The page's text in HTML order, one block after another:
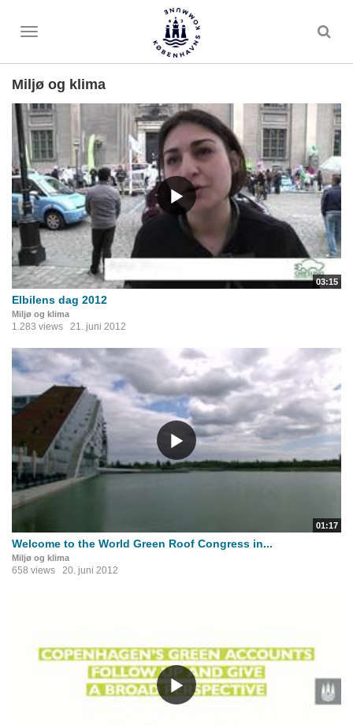
Toggle
Miljø og klima
03:15
Elbilens dag 2012
Miljø og klima
1.283 views 21. juni 2012
01:17
Welcome to the World Green Roof Congress in...
Miljø og klima
658 views 20. juni 2012